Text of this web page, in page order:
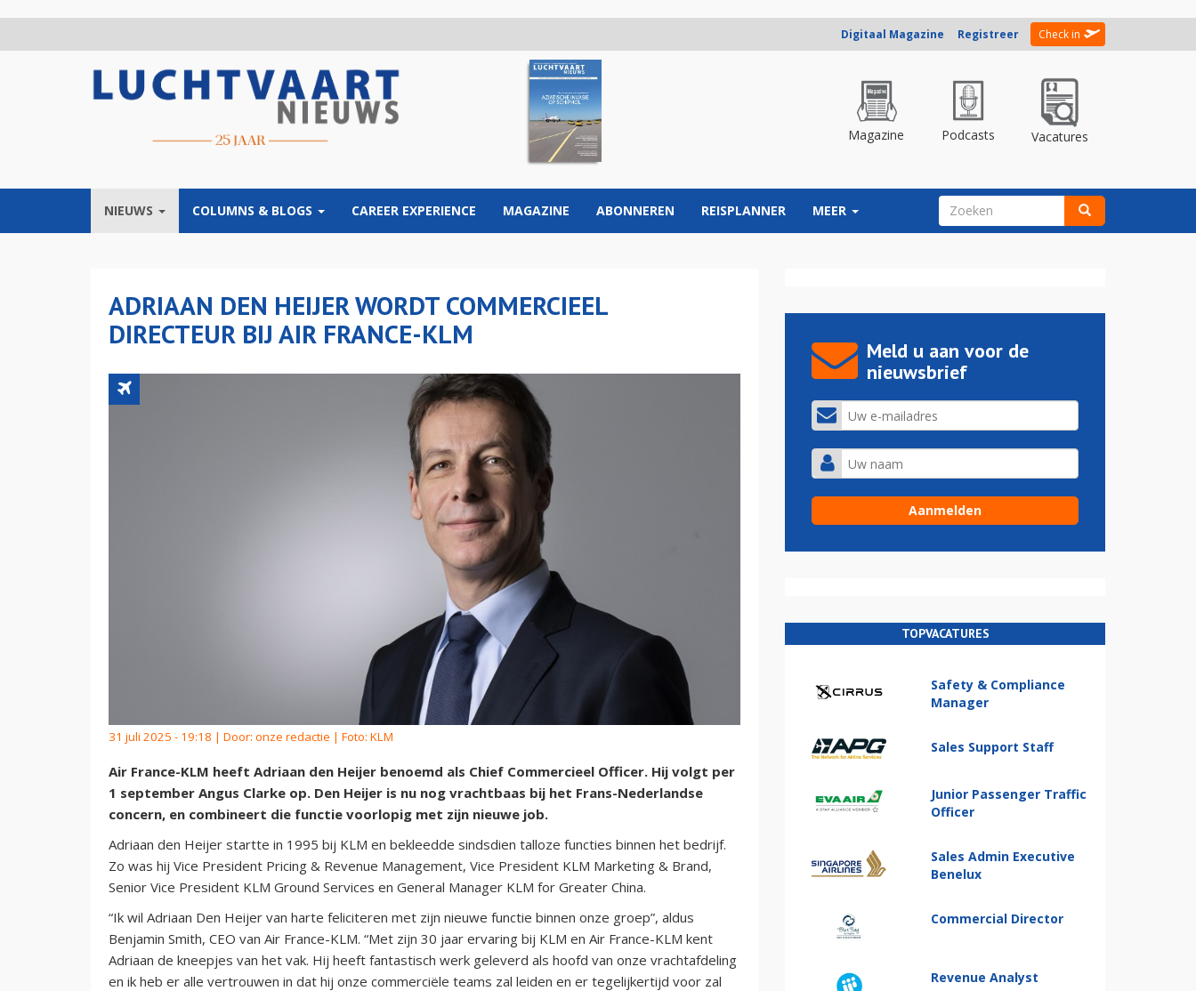
Digitaal Magazine Registreer Check in
Magazine Podcasts Vacatures
NIEUWS COLUMNS & BLOGS CAREER EXPERIENCE MAGAZINE ABONNEREN REISPLANNER MEER ZOEKVELD
ADRIAAN DEN HEIJER WORDT COMMERCIEEL
DIRECTEUR BIJ AIR FRANCE-KLM
31 juli 2025 - 19:18 | Door: onze redactie | Foto: KLM
Air France-KLM heeft Adriaan den Heijer benoemd als Chief Commercieel Officer. Hij volgt per
1 september Angus Clarke op. Den Heijer is nu nog vrachtbaas bij het Frans-Nederlandse
concern, en combineert die functie voorlopig met zijn nieuwe job.
Adriaan den Heijer startte in 1995 bij KLM en bekleedde sindsdien talloze functies binnen het bedrijf.
Zo was hij Vice President Pricing & Revenue Management, Vice President KLM Marketing & Brand,
Senior Vice President KLM Ground Services en General Manager KLM for Greater China.
“Ik wil Adriaan Den Heijer van harte feliciteren met zijn nieuwe functie binnen onze groep”, aldus
Benjamin Smith, CEO van Air France-KLM. “Met zijn 30 jaar ervaring bij KLM en Air France-KLM kent
Adriaan de kneepjes van het vak. Hij heeft fantastisch werk geleverd als hoofd van onze vrachtafdeling
en ik heb er alle vertrouwen in dat hij onze commerciële teams zal leiden en er tegelijkertijd voor zal
Meld u aan voor de
nieuwsbrief
TOPVACATURES
Safety & Compliance
Manager
Sales Support Staff
Junior Passenger Traffic
Officer
Sales Admin Executive
Benelux
Commercial Director
Revenue Analyst